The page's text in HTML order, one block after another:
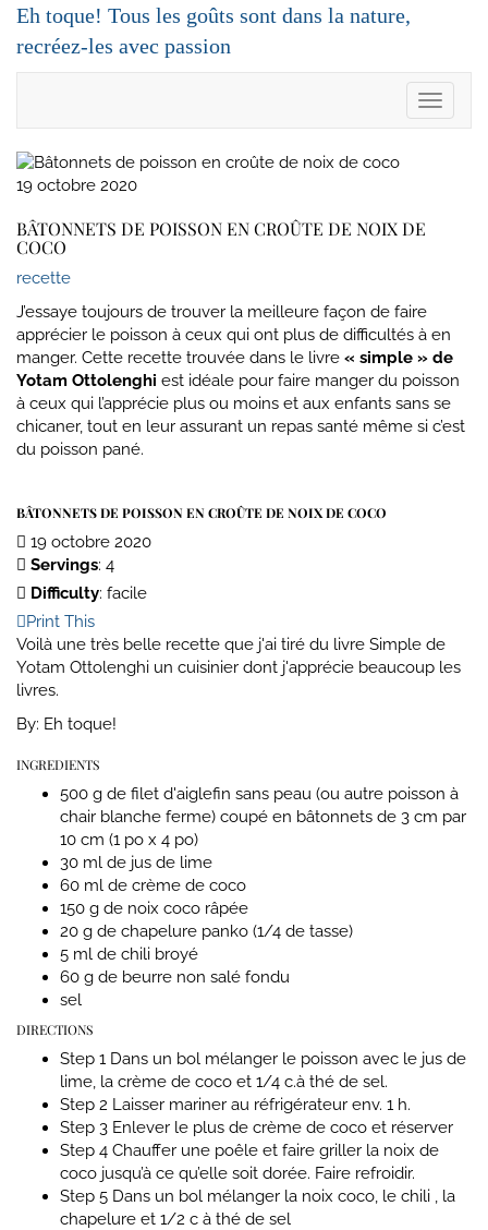
Skip
content
Eh toque! Tous les goûts sont dans la nature,
recréez-les avec passion
Toggle
19 octobre 2020
BÂTONNETS DE POISSON EN CROÛTE DE NOIX DE
COCO
recette
J’essaye toujours de trouver la meilleure façon de faire
apprécier le poisson à ceux qui ont plus de difficultés à en
manger. Cette recette trouvée dans le livre « simple » de
Yotam Ottolenghi est idéale pour faire manger du poisson
à ceux qui l’apprécie plus ou moins et aux enfants sans se
chicaner, tout en leur assurant un repas santé même si c’est
du poisson pané.
BÂTONNETS DE POISSON EN CROÛTE DE NOIX DE COCO
19 octobre 2020
Servings: 4
Difficulty: facile
Print This
Voilà une très belle recette que j'ai tiré du livre Simple de
Yotam Ottolenghi un cuisinier dont j'apprécie beaucoup les
livres.
By: Eh toque!
INGREDIENTS
500 g de filet d'aiglefin sans peau (ou autre poisson à
chair blanche ferme) coupé en bâtonnets de 3 cm par
10 cm (1 po x 4 po)
30 ml de jus de lime
60 ml de crème de coco
150 g de noix coco râpée
20 g de chapelure panko (1/4 de tasse)
5 ml de chili broyé
60 g de beurre non salé fondu
sel
DIRECTIONS
Step 1 Dans un bol mélanger le poisson avec le jus de
lime, la crème de coco et 1/4 c.à thé de sel.
Step 2 Laisser mariner au réfrigérateur env. 1 h.
Step 3 Enlever le plus de crème de coco et réserver
Step 4 Chauffer une poêle et faire griller la noix de
coco jusqu’à ce qu’elle soit dorée. Faire refroidir.
Step 5 Dans un bol mélanger la noix coco, le chili , la
chapelure et 1/2 c à thé de sel